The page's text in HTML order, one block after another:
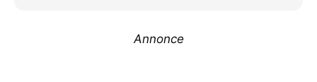
Annonce